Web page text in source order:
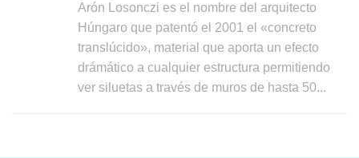
Arón Losonczi es el nombre del arquitecto
Húngaro que patentó el 2001 el «concreto
translúcido», material que aporta un efecto
drámático a cualquier estructura permitiendo
ver siluetas a través de muros de hasta 50...